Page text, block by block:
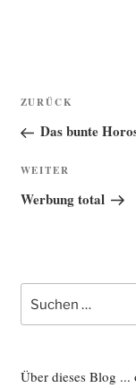
Vorheriger
Beitrag
ZURÜCK
Das bunte
Nächster
Beitrag
WEITER
Werbung total
Suche
nach:
Über dieses Blog ...